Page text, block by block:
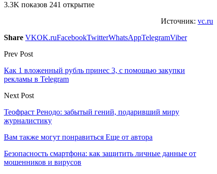
3.3K показов 241 открытие
Источник: vc.ru
Share VKOK.ruFacebookTwitterWhatsAppTelegramViber
Prev Post
Как 1 вложенный рубль принес 3, с помощью закупки
рекламы в Telegram
Next Post
Теофраст Ренодо: забытый гений, подаривший миру
журналистику
Вам также могут понравиться Еще от автора
Безопасность смартфона: как защитить личные данные от
мошенников и вирусов